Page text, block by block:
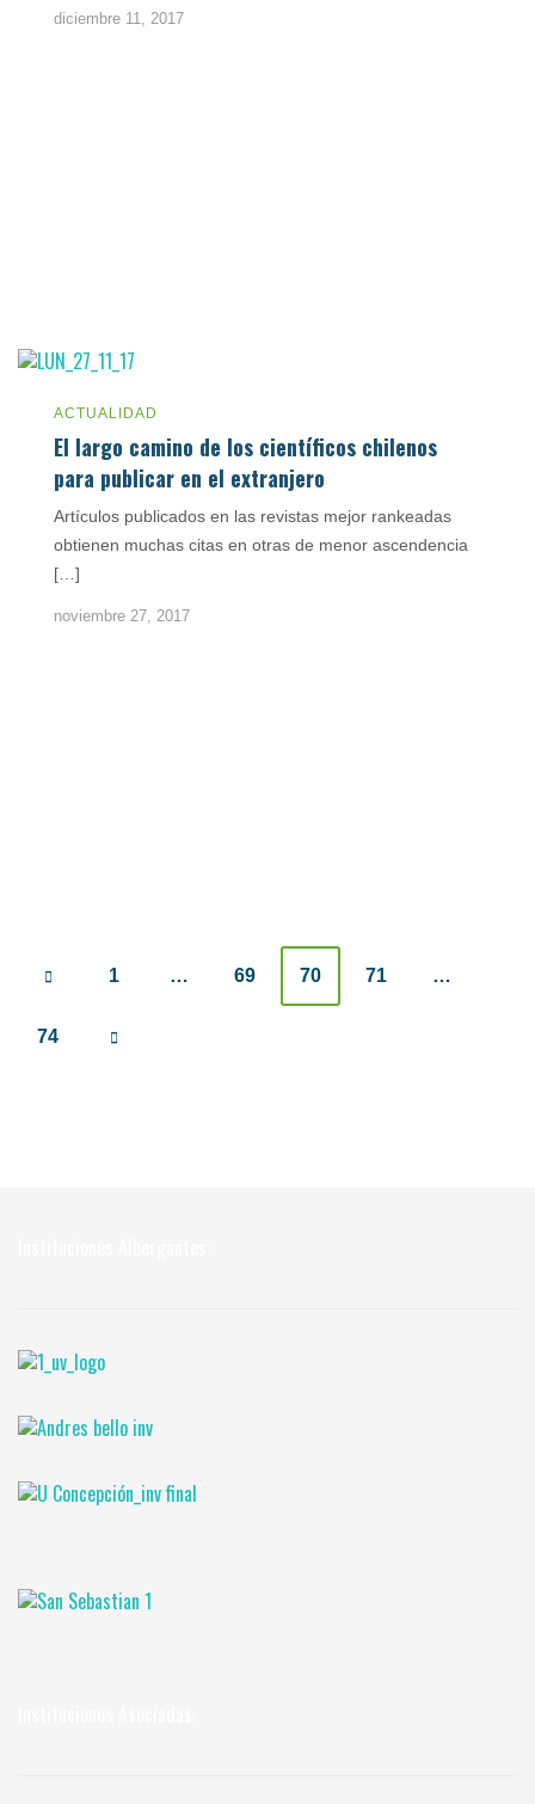
diciembre 11, 2017
ACTUALIDAD
El largo camino de los científicos chilenos
para publicar en el extranjero
Artículos publicados en las revistas mejor rankeadas
obtienen muchas citas en otras de menor ascendencia
[…]
noviembre 27, 2017
Posts
navigation
1 … 69 70 71 …
74